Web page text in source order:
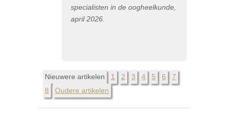
specialisten in de oogheelkunde,
april 2026.
Nieuwere artikelen 1 2 3 4 5 6
7
8
Oudere artikelen